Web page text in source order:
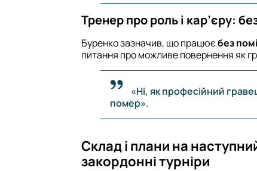
Тренер про роль і кар’єру:
Буренко зазначив, що працюєбез
питання про можливе повернення як
«Ні, як професійний
помер».
Склад і плани на
закордонні турніри